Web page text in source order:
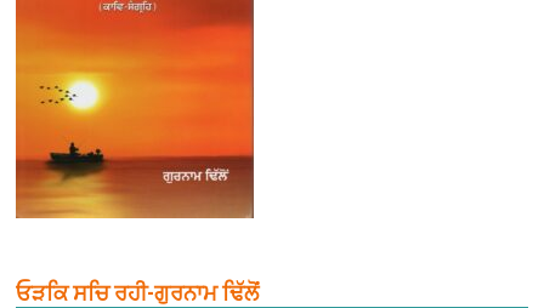
ਓੜਕਿ ਸਚਿ ਰਹੀ-ਗੁਰਨਾਮ ਢਿੱਲੋਂ